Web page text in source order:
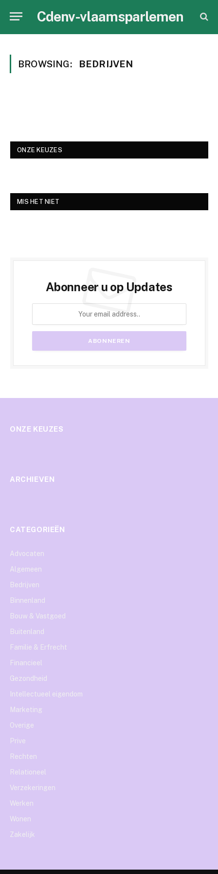
Cdenv-vlaamsparlemen
BROWSING: BEDRIJVEN
ONZE KEUZES
MIS HET NIET
Abonneer u op Updates
ONZE KEUZES
ARCHIEVEN
CATEGORIEËN
Advocaten
Algemeen
Bedrijven
Binnenland
Bouw & Vastgoed
Buitenland
Familie & Erfrecht
Financieel
Gezondheid
Intellectueel eigendom
Marketing
Overige
Prive
Rechten
Relationeel
Verzekeringen
Werken
Wonen
Zakelijk